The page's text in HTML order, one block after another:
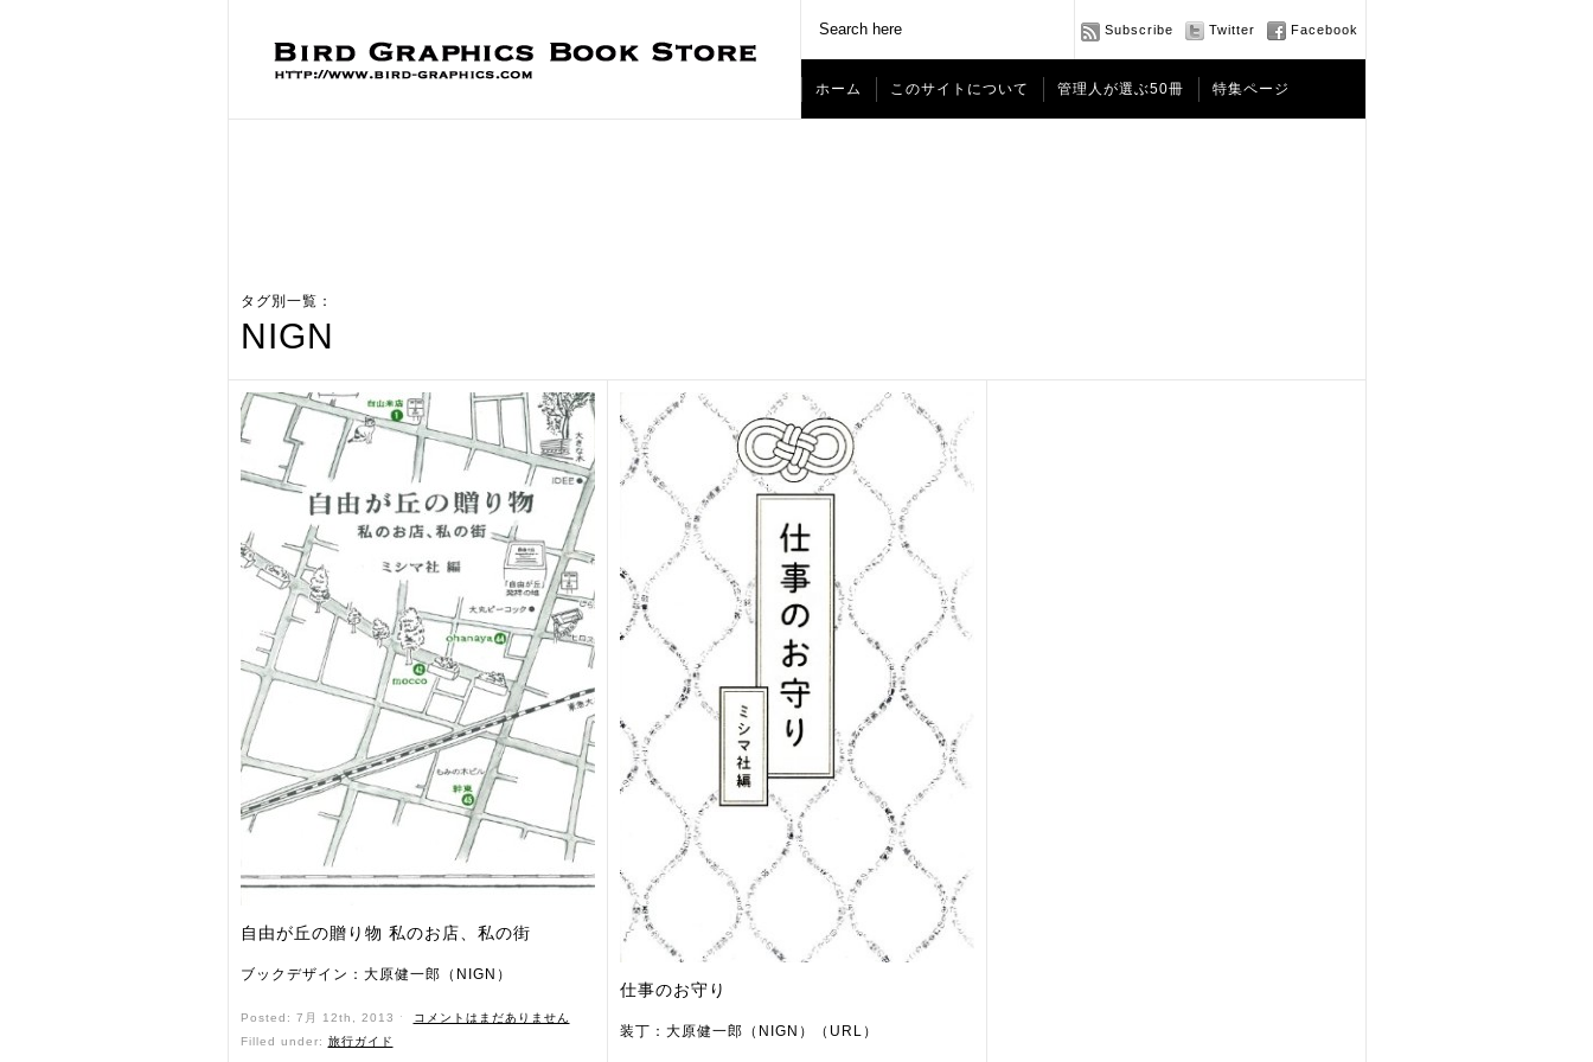
Subscribe Twitter Facebook
ホーム このサイトについて 管理人が選ぶ50冊 特集ページ
タグ別一覧：
NIGN
自由が丘の贈り物 私のお店、私の街
ブックデザイン：大原健一郎（NIGN）
Posted: 7月 12th, 2013 ˑ
コメントはまだありません
Filled under: 旅行ガイド
仕事のお守り
装丁：大原健一郎（NIGN）（URL）